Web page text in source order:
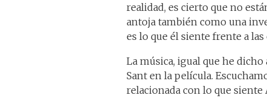
realidad, es cierto que no
antoja también como una
es lo que él siente frente a
La música, igual que he
Sant en la película.
relacionada con lo que siente